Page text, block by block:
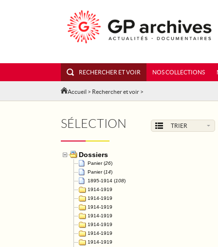
RECHERCHER ET VOIR NOS COLLECTIONS
Accueil > Rechercher et voir >
SÉLECTION TRIER